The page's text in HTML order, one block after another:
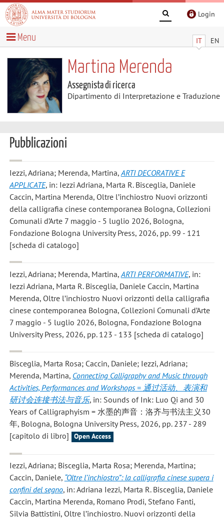
Login
IT EN
Menu
Martina Merenda
Assegnista di ricerca
Dipartimento di Interpretazione e Traduzione
Pubblicazioni
Iezzi, Adriana; Merenda, Martina, ARTI DECORATIVE E
APPLICATE, in: Iezzi Adriana, Marta R. Bisceglia, Daniele
Caccin, Martina Merenda, Oltre l’inchiostro Nuovi orizzonti
della calligrafia cinese contemporanea Bologna, Collezioni
Comunali d’Arte 7 maggio - 5 luglio 2026, Bologna,
Fondazione Bologna University Press, 2026, pp. 99 - 121
[scheda di catalogo]
Iezzi, Adriana; Merenda, Martina, ARTI PERFORMATIVE, in:
Iezzi Adriana, Marta R. Bisceglia, Daniele Caccin, Martina
Merenda, Oltre l’inchiostro Nuovi orizzonti della calligrafia
cinese contemporanea Bologna, Collezioni Comunali d’Arte
7 maggio - 5 luglio 2026, Bologna, Fondazione Bologna
University Press, 2026, pp. 123 - 133 [scheda di catalogo]
Bisceglia, Marta Rosa; Caccin, Daniele; Iezzi, Adriana;
Merenda, Martina, Connecting Calligraphy and Music through
Activities, Performances and Workshops = 通过活动、表演和
研讨会连接书法与音乐, in: Sounds of Ink: Luo Qi and 30
Years of Calligraphyism = 水墨的声音：洛齐与书法主义30
年, Bologna, Bologna University Press, 2026, pp. 237 - 289
[capitolo di libro]
Open Access
Iezzi, Adriana; Bisceglia, Marta Rosa; Merenda, Martina;
Caccin, Daniele, “Oltre l’inchiostro”: la calligrafia cinese supera i
confini del segno, in: Adriana Iezzi, Marta R. Bisceglia, Daniele
Caccin, Martina Merenda, Romano Prodi, Stefano Fanti,
Silvia Battistini, Oltre l’inchiostro. Nuovi orizzonti della